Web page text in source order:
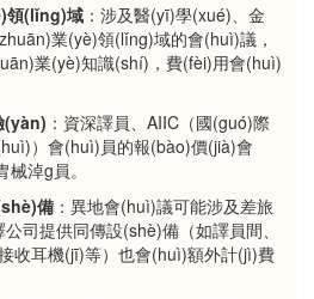
領(lǐng)域 ：涉及醫(yī)學(xué)、金
業(yè)領(lǐng)域的會(huì)議，
業(yè)知識(shí)，費(fèi)用會(huì)
(yàn) ：資深譯員、AIIC（國(guó)際
）會(huì)員的報(bào)價(jià)會
淖g員。
備 ：異地會(huì)議可能涉及差旅
司提供同傳設(shè)備（如譯員間、
收耳機(jī)等）也會(huì)額外計(jì)費